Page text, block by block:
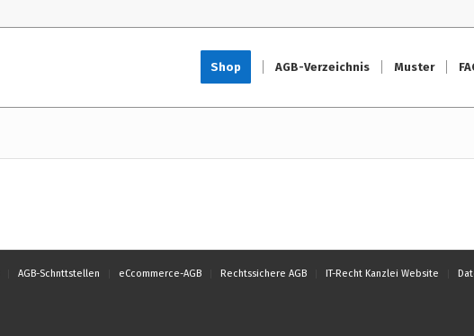
Shop AGB-Verzeichnis Muster
AGB-Schnttstellen eCcommerce-AGB Rechtssichere AGB IT-Recht Kanzlei Website